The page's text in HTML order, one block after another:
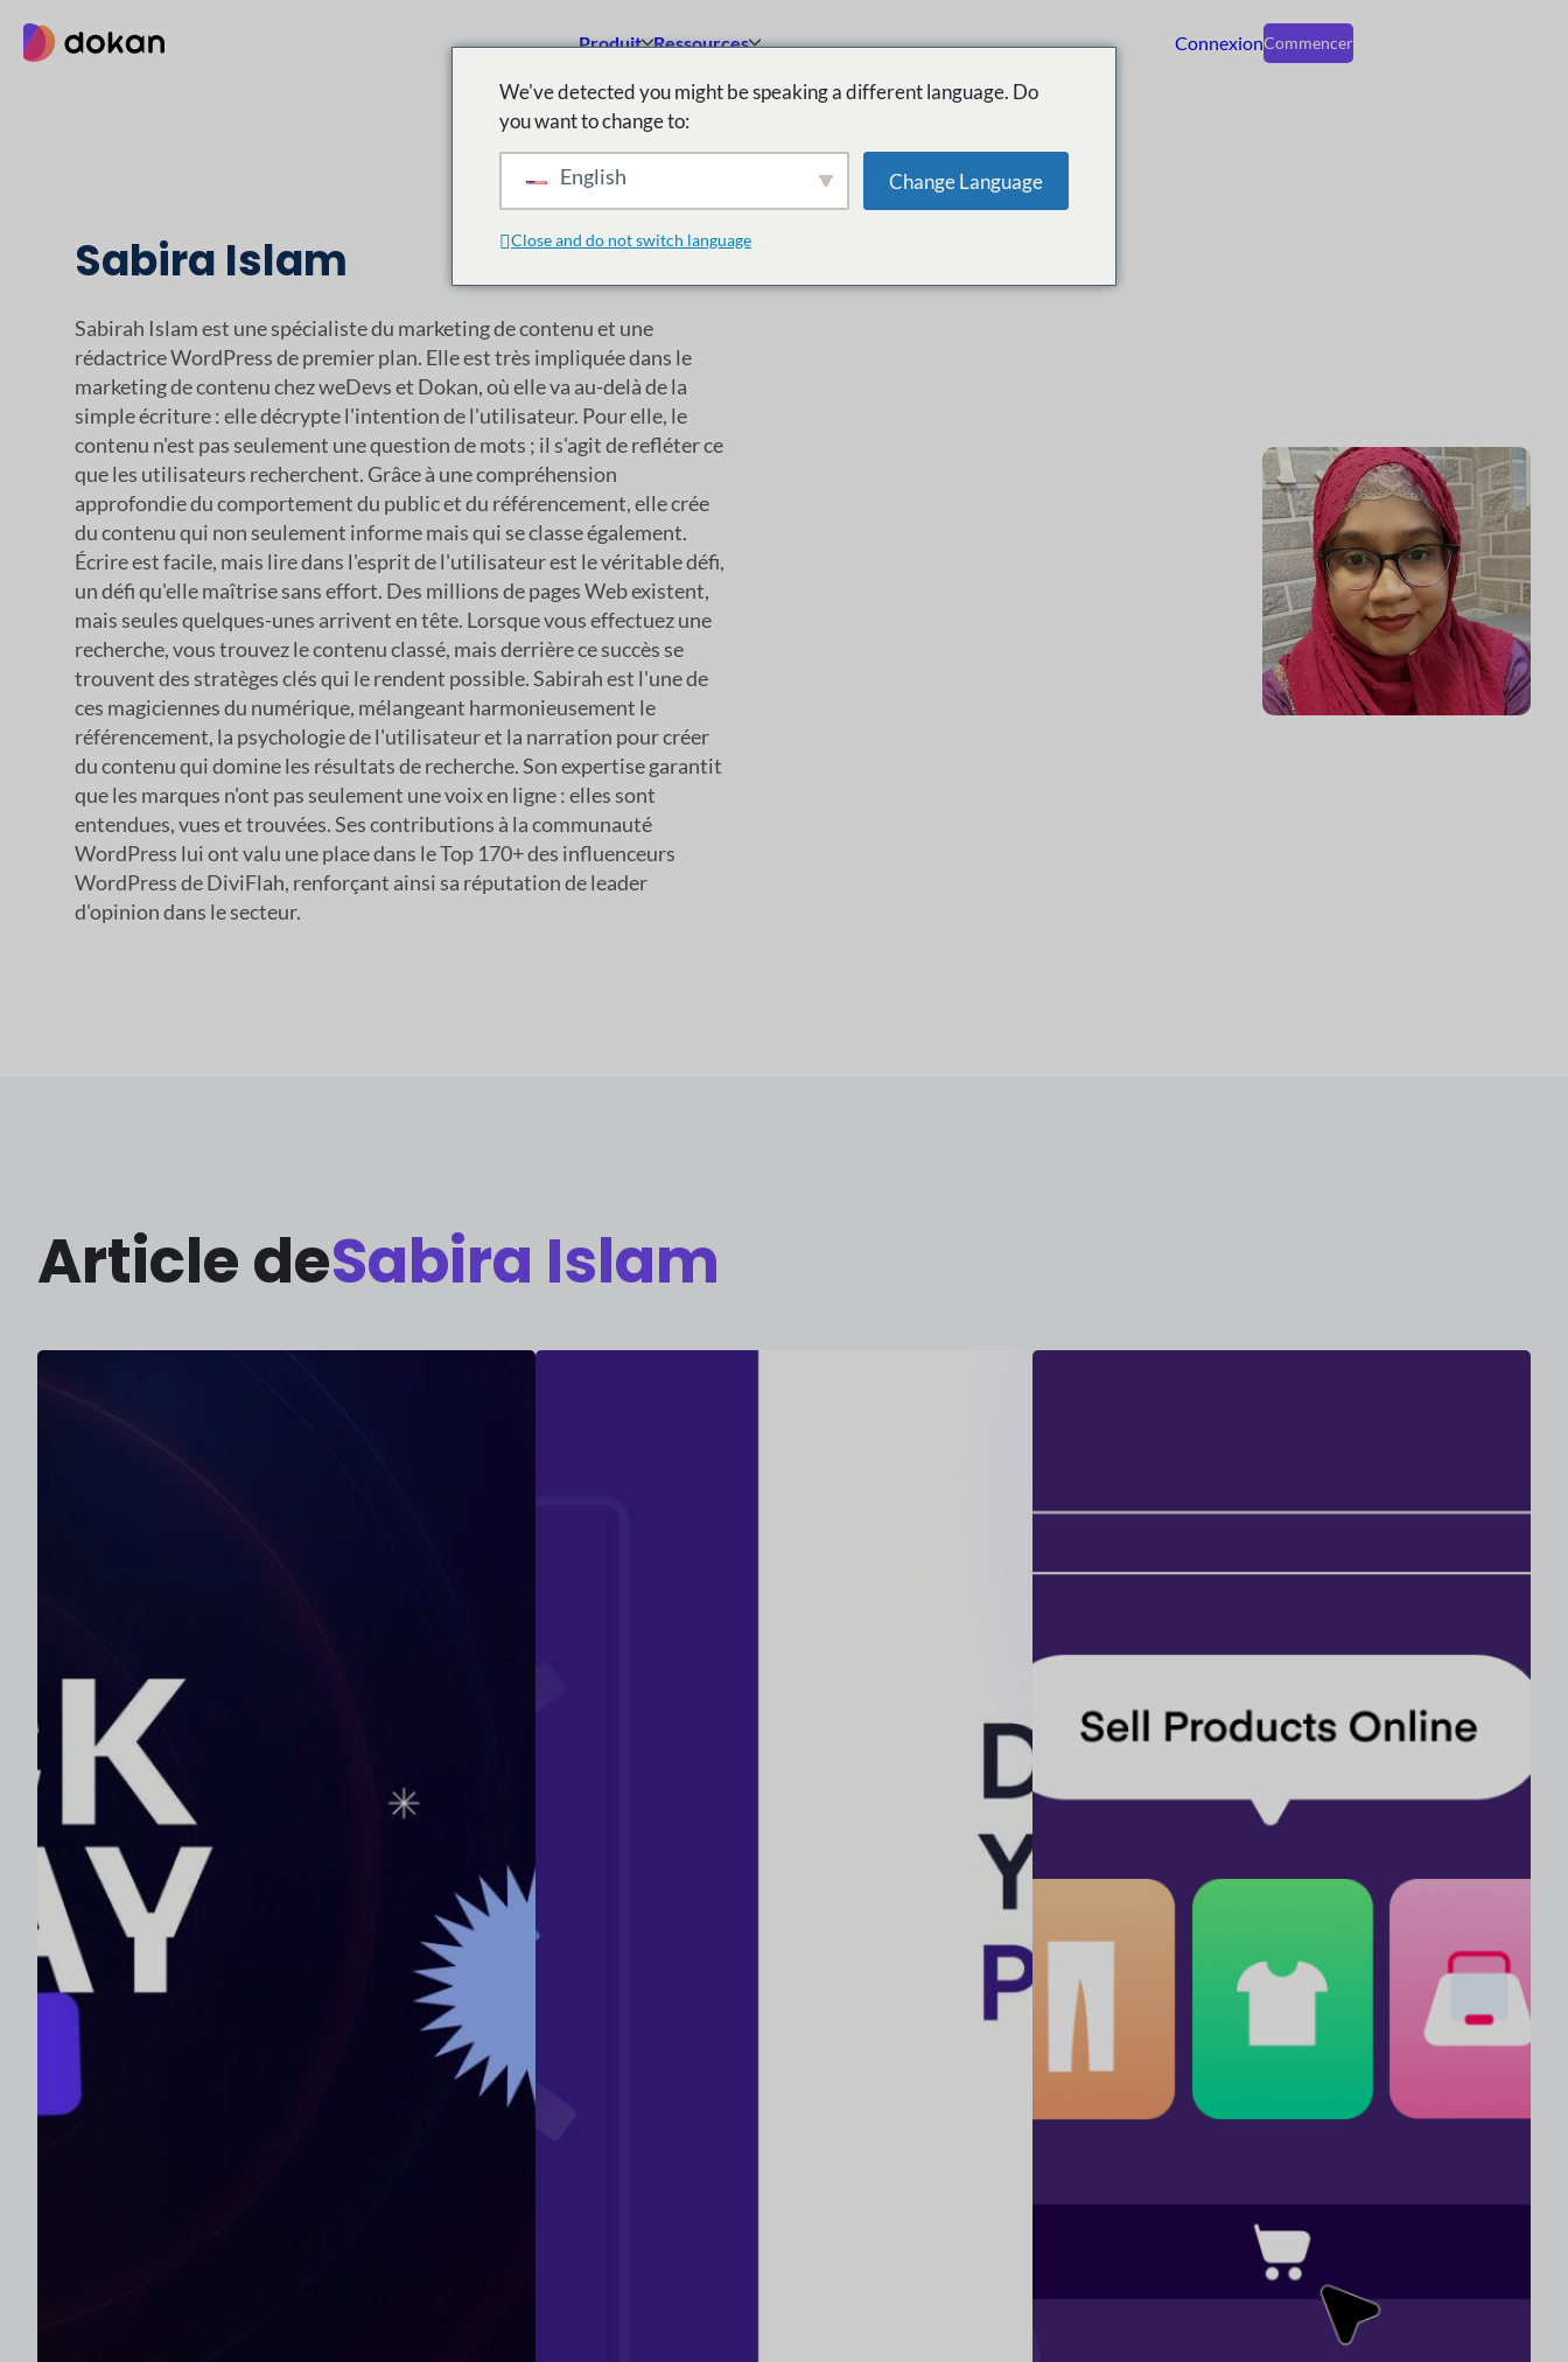
Produit Ressources ConnexionCommencer
Sabira Islam
Sabirah Islam est une spécialiste du marketing de contenu et une
rédactrice WordPress de premier plan. Elle est très impliquée dans le
marketing de contenu chez weDevs et Dokan, où elle va au-delà de la
simple écriture : elle décrypte l'intention de l'utilisateur. Pour elle, le
contenu n'est pas seulement une question de mots ; il s'agit de refléter ce
que les utilisateurs recherchent. Grâce à une compréhension
approfondie du comportement du public et du référencement, elle crée
du contenu qui non seulement informe mais qui se classe également.
Écrire est facile, mais lire dans l'esprit de l'utilisateur est le véritable défi,
un défi qu'elle maîtrise sans effort. Des millions de pages Web existent,
mais seules quelques-unes arrivent en tête. Lorsque vous effectuez une
recherche, vous trouvez le contenu classé, mais derrière ce succès se
trouvent des stratèges clés qui le rendent possible. Sabirah est l'une de
ces magiciennes du numérique, mélangeant harmonieusement le
référencement, la psychologie de l'utilisateur et la narration pour créer
du contenu qui domine les résultats de recherche. Son expertise garantit
que les marques n'ont pas seulement une voix en ligne : elles sont
entendues, vues et trouvées. Ses contributions à la communauté
WordPress lui ont valu une place dans le Top 170+ des influenceurs
WordPress de DiviFlah, renforçant ainsi sa réputation de leader
d'opinion dans le secteur.
Article deSabira Islam
We've detected you might be speaking a different language. Do
you want to change to:
English Change Language
Close and do not switch language